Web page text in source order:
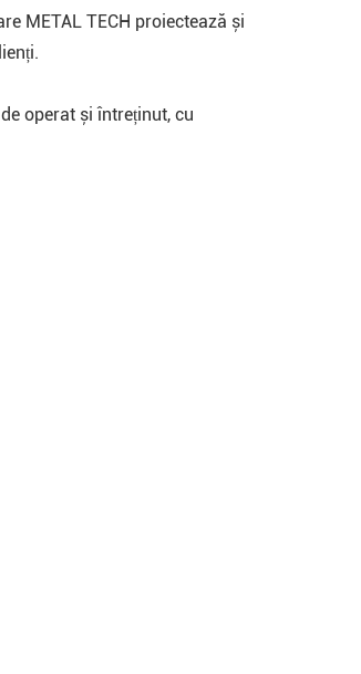
METAL TECH proiectează și
operat și întreținut, cu